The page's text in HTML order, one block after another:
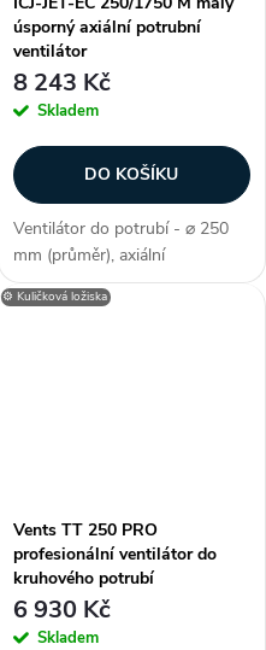
úsporný axiální potrubní
ventilátor
8 243 Kč
Skladem
DO KOŠÍKU
Ventilátor do potrubí - ⌀ 250
mm (průměr), axiální
konstrukce, úsporný EC motor,
příkon 180 W, průtok 1764
⚙️ Kuličková ložiska
Vents TT 250 PRO
profesionální ventilátor do
kruhového potrubí
6 930 Kč
Skladem